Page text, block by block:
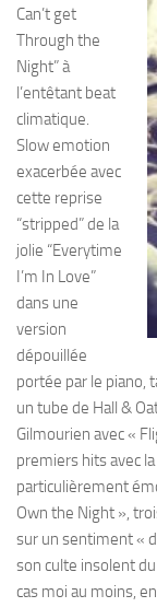
Can’t get
Through the
Night” à
l’entêtant beat
climatique.
Slow emotion
exacerbée avec
cette reprise
“stripped” de la
jolie “Everytime
I’m In Love”
dans une
version
dépouillée
portée par le piano,
un tube de Hall &
Gilmourien avec «
premiers hits avec
particulièrement
Own the Night »,
sur un sentiment «
son culte insolent
cas moi au moins,